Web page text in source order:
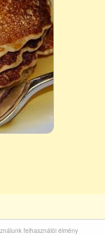
felhasználói élmény